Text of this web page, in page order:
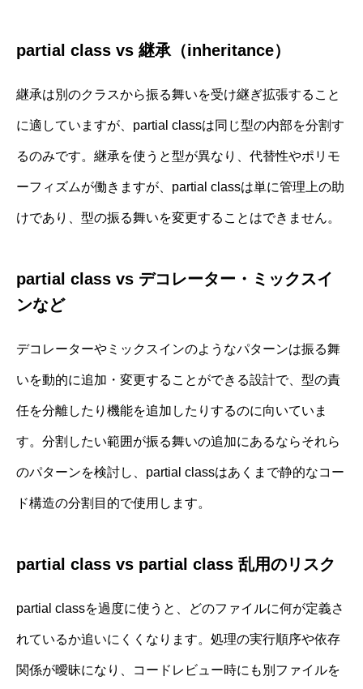
partial class vs 継承（inheritance）
継承は別のクラスから振る舞いを受け継ぎ拡張すること
に適していますが、partial classは同じ型の内部を分割す
るのみです。継承を使うと型が異なり、代替性やポリモ
ーフィズムが働きますが、partial classは単に管理上の助
けであり、型の振る舞いを変更することはできません。
partial class vs デコレーター・ミックスイ
ンなど
デコレーターやミックスインのようなパターンは振る舞
いを動的に追加・変更することができる設計で、型の責
任を分離したり機能を追加したりするのに向いていま
す。分割したい範囲が振る舞いの追加にあるならそれら
のパターンを検討し、partial classはあくまで静的なコー
ド構造の分割目的で使用します。
partial class vs partial class 乱用のリスク
partial classを過度に使うと、どのファイルに何が定義さ
れているか追いにくくなります。処理の実行順序や依存
関係が曖昧になり、コードレビュー時にも別ファイルを